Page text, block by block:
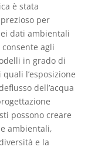
è stata
per
dati ambientali
agli
in grado di
l’esposizione
dell’acqua
possono creare
ambientali,
e la